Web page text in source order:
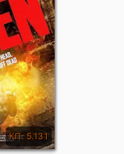
КП: 5.131